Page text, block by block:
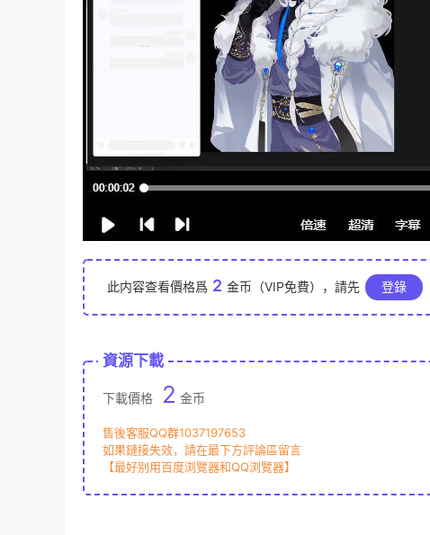
此内容查看價格爲 2 金币（VIP免費），請先 登錄
資源下載
下載價格 2 金币
售後客服QQ群1037197653
如果鏈接失效，請在最下方評論區留言
【最好别用百度浏覽器和QQ浏覽器】